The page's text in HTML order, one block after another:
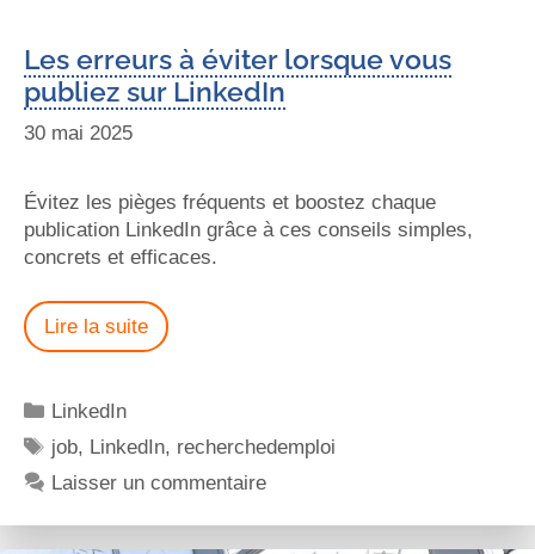
Les erreurs à éviter lorsque vous
publiez sur LinkedIn
30 mai 2025
Évitez les pièges fréquents et boostez chaque
publication LinkedIn grâce à ces conseils simples,
concrets et efficaces.
Lire la suite
LinkedIn
job, LinkedIn, recherchedemploi
Laisser un commentaire